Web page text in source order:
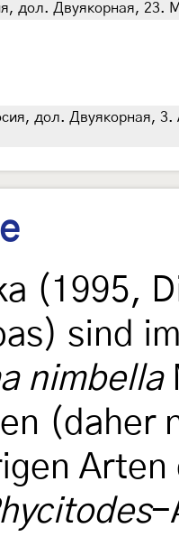
дол. Двуякорная, 23.
дол. Двуякорная,
(1995,
sind
nimbella
(daher
-